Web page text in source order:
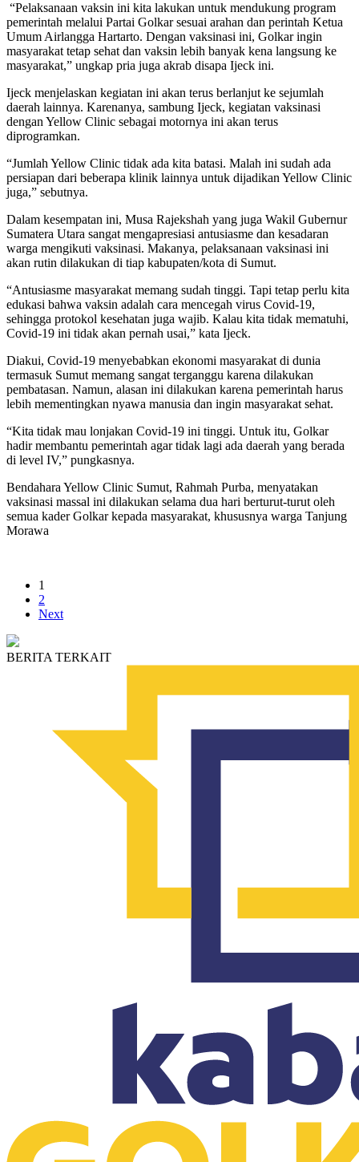
“Pelaksanaan vaksin ini kita lakukan untuk mendukung program
pemerintah melalui Partai Golkar sesuai arahan dan perintah Ketua
Umum Airlangga Hartarto. Dengan vaksinasi ini, Golkar ingin
masyarakat tetap sehat dan vaksin lebih banyak kena langsung ke
masyarakat,” ungkap pria juga akrab disapa Ijeck ini.
Ijeck menjelaskan kegiatan ini akan terus berlanjut ke sejumlah
daerah lainnya. Karenanya, sambung Ijeck, kegiatan vaksinasi
dengan Yellow Clinic sebagai motornya ini akan terus
diprogramkan.
“Jumlah Yellow Clinic tidak ada kita batasi. Malah ini sudah ada
persiapan dari beberapa klinik lainnya untuk dijadikan Yellow Clinic
juga,” sebutnya.
Dalam kesempatan ini, Musa Rajekshah yang juga Wakil Gubernur
Sumatera Utara sangat mengapresiasi antusiasme dan kesadaran
warga mengikuti vaksinasi. Makanya, pelaksanaan vaksinasi ini
akan rutin dilakukan di tiap kabupaten/kota di Sumut.
“Antusiasme masyarakat memang sudah tinggi. Tapi tetap perlu kita
edukasi bahwa vaksin adalah cara mencegah virus Covid-19,
sehingga protokol kesehatan juga wajib. Kalau kita tidak mematuhi,
Covid-19 ini tidak akan pernah usai,” kata Ijeck.
Diakui, Covid-19 menyebabkan ekonomi masyarakat di dunia
termasuk Sumut memang sangat terganggu karena dilakukan
pembatasan. Namun, alasan ini dilakukan karena pemerintah harus
lebih mementingkan nyawa manusia dan ingin masyarakat sehat.
“Kita tidak mau lonjakan Covid-19 ini tinggi. Untuk itu, Golkar
hadir membantu pemerintah agar tidak lagi ada daerah yang berada
di level IV,” pungkasnya.
Bendahara Yellow Clinic Sumut, Rahmah Purba, menyatakan
vaksinasi massal ini dilakukan selama dua hari berturut-turut oleh
semua kader Golkar kepada masyarakat, khususnya warga Tanjung
Morawa
1
2
Next
BERITA TERKAIT